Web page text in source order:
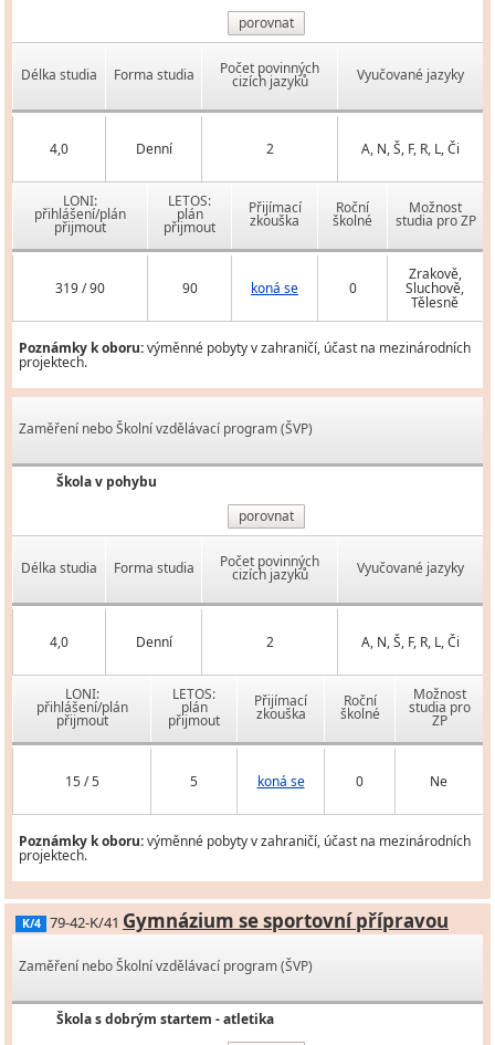
porovnat
Délka studia Forma studia Počet povinných
cizích jazyků Vyučované jazyky
4,0 Denní 2 A, N, Š, F, R, L, Či
LONI:
přihlášení/plán
přijmout
LETOS:
plán
přijmout
Přijímací
zkouška
Roční
školné
Možnost
studia pro ZP
319 / 90 90 koná se 0
Zrakově,
Sluchově,
Tělesně
Poznámky k oboru:výměnné pobyty v zahraničí, účast na mezinárodních
projektech.
Zaměření nebo Školní vzdělávací program (ŠVP)
Škola v pohybu
porovnat
Délka studia Forma studia Počet povinných
cizích jazyků Vyučované jazyky
4,0 Denní 2 A, N, Š, F, R, L, Či
LONI:
přihlášení/plán
přijmout
LETOS:
plán
přijmout
Přijímací
zkouška
Roční
školné
Možnost
studia pro
ZP
15 / 5 5 koná se 0 Ne
Poznámky k oboru:výměnné pobyty v zahraničí, účast na mezinárodních
projektech.
K/4 79-42-K/41 Gymnázium se sportovní přípravou
Zaměření nebo Školní vzdělávací program (ŠVP)
Škola s dobrým startem - atletika